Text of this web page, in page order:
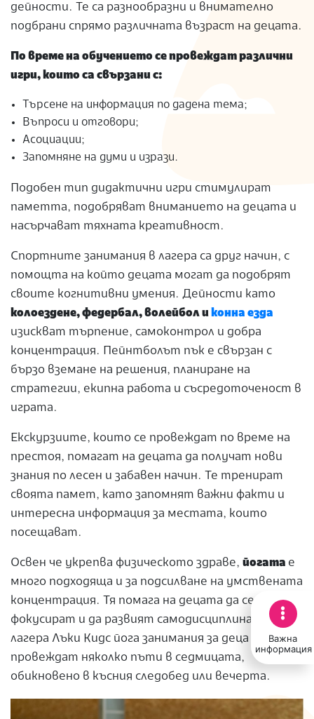
Важна
информация
дейности. Те са разнообразни и внимателно
подбрани спрямо различната възраст на децата.
По време на обучението се провеждат различни
игри, които са свързани с:
Търсене на информация по дадена тема;
Въпроси и отговори;
Асоциации;
Запомняне на думи и изрази.
Подобен тип дидактични игри стимулират
паметта, подобряват вниманието на децата и
насърчават тяхната креативност.
Спортните занимания в лагера са друг начин, с
помощта на който децата могат да подобрят
своите когнитивни умения. Дейности като
колоездене, федербал, волейбол и конна езда
изискват търпение, самоконтрол и добра
концентрация. Пейнтболът пък е свързан с
бързо вземане на решения, планиране на
стратегии, екипна работа и съсредоточеност в
играта.
Екскурзиите, които се провеждат по време на
престоя, помагат на децата да получат нови
знания по лесен и забавен начин. Те тренират
своята памет, като запомнят важни факти и
интересна информация за местата, които
посещават.
Освен че укрепва физическото здраве, йогата е
много подходяща и за подсилване на умствената
концентрация. Тя помага на децата да се
фокусират и да развият самодисциплина. В
лагера Лъки Кидс йога занимания за деца се
провеждат няколко пъти в седмицата,
обикновено в късния следобед или вечерта.